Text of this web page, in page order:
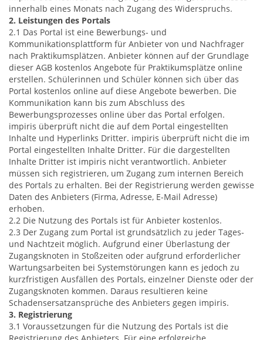
innerhalb eines Monats nach Zugang des Widerspruchs.
2. Leistungen des Portals
2.1 Das Portal ist eine Bewerbungs- und
Kommunikationsplattform für Anbieter von und Nachfrager
nach Praktikumsplätzen. Anbieter können auf der Grundlage
dieser AGB kostenlos Angebote für Praktikumsplätze online
erstellen. Schülerinnen und Schüler können sich über das
Portal kostenlos online auf diese Angebote bewerben. Die
Kommunikation kann bis zum Abschluss des
Bewerbungsprozesses online über das Portal erfolgen.
impiris überprüft nicht die auf dem Portal eingestellten
Inhalte und Hyperlinks Dritter. impiris überprüft nicht die im
Portal eingestellten Inhalte Dritter. Für die dargestellten
Inhalte Dritter ist impiris nicht verantwortlich. Anbieter
müssen sich registrieren, um Zugang zum internen Bereich
des Portals zu erhalten. Bei der Registrierung werden gewisse
Daten des Anbieters (Firma, Adresse, E-Mail Adresse)
erhoben.
2.2 Die Nutzung des Portals ist für Anbieter kostenlos.
2.3 Der Zugang zum Portal ist grundsätzlich zu jeder Tages-
und Nachtzeit möglich. Aufgrund einer Überlastung der
Zugangsknoten in Stoßzeiten oder aufgrund erforderlicher
Wartungsarbeiten bei Systemstörungen kann es jedoch zu
kurzfristigen Ausfällen des Portals, einzelner Dienste oder der
Zugangsknoten kommen. Daraus resultieren keine
Schadensersatzansprüche des Anbieters gegen impiris.
3. Registrierung
3.1 Voraussetzungen für die Nutzung des Portals ist die